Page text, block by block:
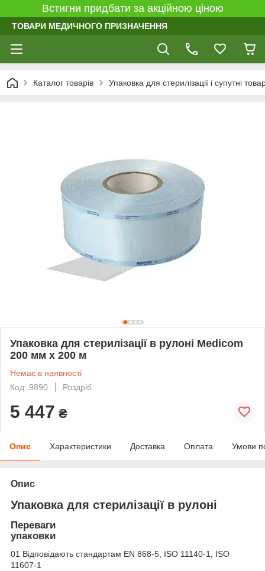
Встигни придбати за акційною ціною
ТОВАРИ МЕДИЧНОГО ПРИЗНАЧЕННЯ
Каталог товарів Упаковка для стерилізації і супутні
Упаковка для стерилізації в рулоні Medicom
200 мм х 200 м
Немає в наявності
Код: 9890
Роздріб
5 447 ₴
Опис Характеристики Доставка Оплата Умови
Опис
Упаковка для стерилізації в рулоні
Переваги
упаковки
01 Відповідають стандартам EN 868-5, ISO 11140-1, ISO
11607-1